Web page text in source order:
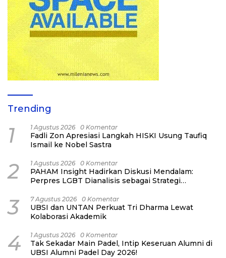
Trending
1 1 Agustus 2026 0 Komentar
Fadli Zon Apresiasi Langkah HISKI Usung Taufiq
Ismail ke Nobel Sastra
2 1 Agustus 2026 0 Komentar
PAHAM Insight Hadirkan Diskusi Mendalam:
Perpres LGBT Dianalisis sebagai Strategi
3 7 Agustus 2026 0 Komentar
UBSI dan UNTAN Perkuat Tri Dharma Lewat
Kolaborasi Akademik
4 1 Agustus 2026 0 Komentar
Tak Sekadar Main Padel, Intip Keseruan Alumni di
UBSI Alumni Padel Day 2026!